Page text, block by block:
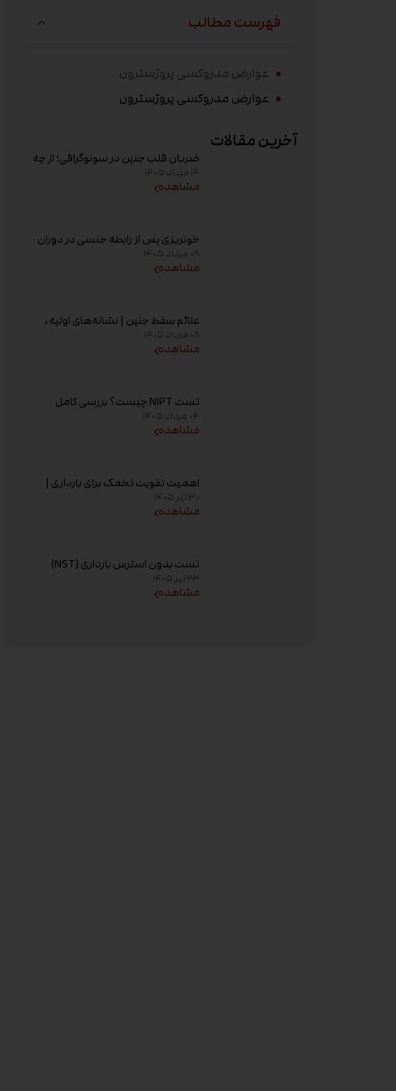
فهرست مطالب
عوارض مدروکسی پروژسترون
عوارض مدروکسی پروژسترون
آخرین مقالات
ضربان قلب جنین در سونوگرافی؛ از چه
هفته‌ای دیده می‌شود؟
۱۴ مرداد ۱۴۰۵
مشاهده
خونریزی پس از رابطه جنسی در دوران
بارداری؛ علت و زمان مراجعه به پزشک
۰۸ مرداد ۱۴۰۵
مشاهده
علائم سقط جنین | نشانه‌های اولیه،
علت خونریزی، عوامل خطر و زمان
مراجعه به پزشک
۰۸ مرداد ۱۴۰۵
مشاهده
تست NIPT چیست؟ بررسی کامل
غربالگری غیر تهاجمی پیش از تولد،
زمان انجام و تفسیر جواب
۰۴ مرداد ۱۴۰۵
مشاهده
اهمیت تقویت تخمک برای بارداری |
راهکارهای افزایش کیفیت تخمک و
شانس باروری
۳۰ تیر ۱۴۰۵
مشاهده
تست بدون استرس بارداری (NST)
چیست؟ زمان انجام و تفسیر نتیجه
۲۳ تیر ۱۴۰۵
مشاهده